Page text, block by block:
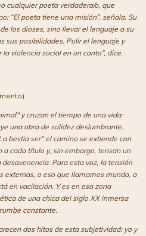
cualquier poeta verdadera/o, que
“El poeta tiene una misión”, señala. Su
los dioses, sino llevar el lenguaje a su
sus posibilidades. Pulir el lenguaje y
violencia social en un canto”, dice.
y cruzan el tiempo de una vida:
una obra de solidez deslumbrante.
bestia ser" el camino se extiende con
cada título y, sin embargo, tensan un
Para esta voz, la tensión
externas, o eso que llamamos mundo, a
en vacilación. Y es en esa zona
de una chica del siglo XX inmersa
constante.
dos hitos de esta subjetividad: yo y